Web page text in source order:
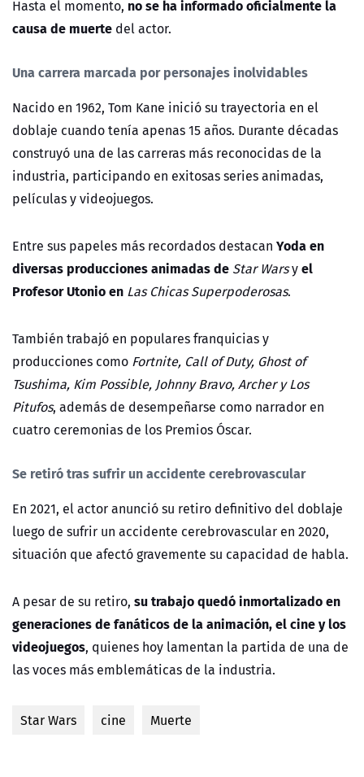
Hasta el momento, no se ha informado oficialmente la
causa de muerte del actor.
Una carrera marcada por personajes inolvidables
Nacido en 1962, Tom Kane inició su trayectoria en el
doblaje cuando tenía apenas 15 años. Durante décadas
construyó una de las carreras más reconocidas de la
industria, participando en exitosas series animadas,
películas y videojuegos.
Entre sus papeles más recordados destacan Yoda en
diversas producciones animadas de Star Warsyel
Profesor Utonio en Las Chicas Superpoderosas.
También trabajó en populares franquicias y
producciones como Fortnite, Call of Duty, Ghost of
Tsushima, Kim Possible, Johnny Bravo, Archer y Los
Pitufos, además de desempeñarse como narrador en
cuatro ceremonias de los Premios Óscar.
Se retiró tras sufrir un accidente cerebrovascular
En 2021, el actor anunció su retiro definitivo del doblaje
luego de sufrir un accidente cerebrovascular en 2020,
situación que afectó gravemente su capacidad de habla.
A pesar de su retiro, su trabajo quedó inmortalizado en
generaciones de fanáticos de la animación, el cine y los
videojuegos, quienes hoy lamentan la partida de una de
las voces más emblemáticas de la industria.
Star Wars cine Muerte